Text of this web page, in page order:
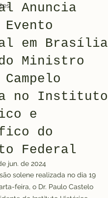
Anuncia
Evento
em Brasília
Ministro
no Instituto
e
do
Federal
jun. de 2024
solene realizada no dia 19
feira, o Dr. Paulo Castelo